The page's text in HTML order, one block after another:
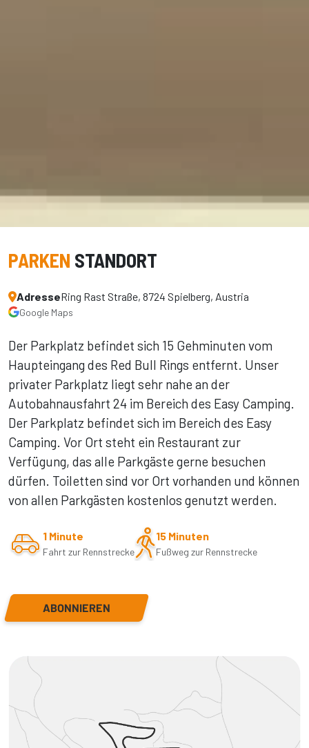
PARKEN STANDORT
AdresseRing Rast Straße, 8724 Spielberg, Austria
Google Maps
Der Parkplatz befindet sich 15 Gehminuten vom
Haupteingang des Red Bull Rings entfernt. Unser
privater Parkplatz liegt sehr nahe an der
Autobahnausfahrt 24 im Bereich des Easy Camping.
Der Parkplatz befindet sich im Bereich des Easy
Camping. Vor Ort steht ein Restaurant zur
Verfügung, das alle Parkgäste gerne besuchen
dürfen. Toiletten sind vor Ort vorhanden und können
von allen Parkgästen kostenlos genutzt werden.
1 Minute
Fahrt zur Rennstrecke
15 Minuten
Fußweg zur Rennstrecke
ABONNIEREN